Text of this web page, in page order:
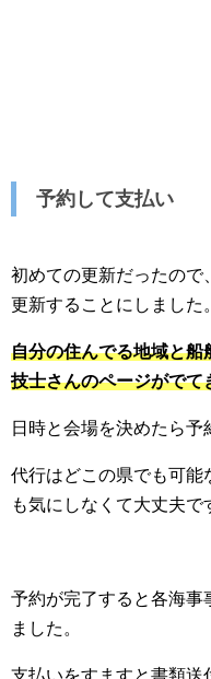
予約して支払い
初めての更新だったので
更新することにしました。
自分の住んでる地域と船
技士さんのページがでて
日時と会場を決めたら予
代行はどこの県でも可能
も気にしなくて大丈夫で
予約が完了すると各海事
ました。